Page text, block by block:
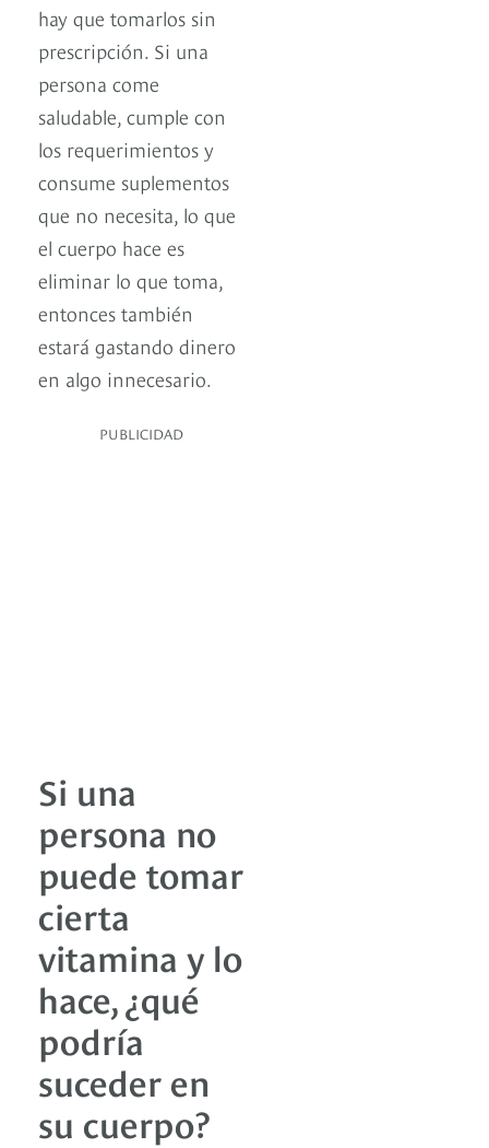
hay que tomarlos sin
prescripción. Si una
persona come
saludable, cumple con
los requerimientos y
consume suplementos
que no necesita, lo que
el cuerpo hace es
eliminar lo que toma,
entonces también
estará gastando dinero
en algo innecesario.
PUBLICIDAD
Si una
persona no
puede tomar
cierta
vitamina y lo
hace, ¿qué
podría
suceder en
su cuerpo?